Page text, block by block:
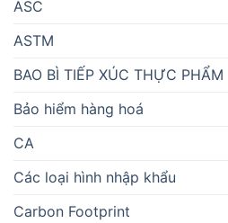
ASC
ASTM
BAO BÌ TIẾP XÚC THỰC PHẨM
Bảo hiểm hàng hoá
CA
Các loại hình nhập khẩu
Carbon Footprint